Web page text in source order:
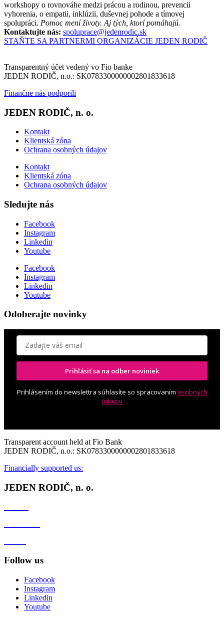
workshopy o rovnováhe medzi prácou a rodinou, prevencii
vyhorenia, o empatii, inklúzii, duševnej pohode a tímovej
spolupráci. Pomoc mení životy. Aj tých, ktorí pomáhajú.
Kontaktujte nás: spoluprace@jedenrodic.sk
STAŇTE SA PARTNERMI ORGANIZÁCIE JEDEN RODIČ
Transparentný účet vedený vo Fio banke
JEDEN RODIČ, n.o.: SK0783300000002801833618
Finančne nás podporili
JEDEN RODIČ, n. o.
Kontakt
Klientská zóna
Ochrana osobných údajov
Kontakt
Klientská zóna
Ochrana osobných údajov
Sledujte nás
Facebook
Instagram
Linkedin
Youtube
Facebook
Instagram
Linkedin
Youtube
Odoberajte novinky
Prihlásiť sa na odber noviniek
Prihlásením do newslettra súhlasíte so spracovaním osobných
údajov
Transparent account held at Fio Bank
JEDEN RODIČ, n.o.: SK0783300000002801833618
Financially supported us:
JEDEN RODIČ, n. o.
Follow us
Facebook
Instagram
Linkedin
Youtube